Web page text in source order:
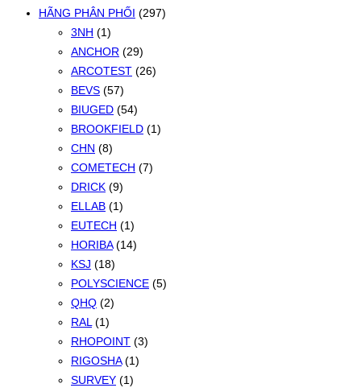
HÃNG PHÂN PHỐI (297)
3NH (1)
ANCHOR (29)
ARCOTEST (26)
BEVS (57)
BIUGED (54)
BROOKFIELD (1)
CHN (8)
COMETECH (7)
DRICK (9)
ELLAB (1)
EUTECH (1)
HORIBA (14)
KSJ (18)
POLYSCIENCE (5)
QHQ (2)
RAL (1)
RHOPOINT (3)
RIGOSHA (1)
SURVEY (1)